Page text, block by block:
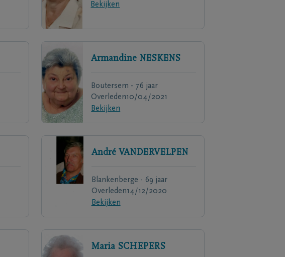
Bekijken
Armandine NESKENS
Boutersem - 76 jaar
Overleden10/04/2021
Bekijken
André VANDERVELPEN
Blankenberge - 69 jaar
Overleden14/12/2020
Bekijken
Maria SCHEPERS